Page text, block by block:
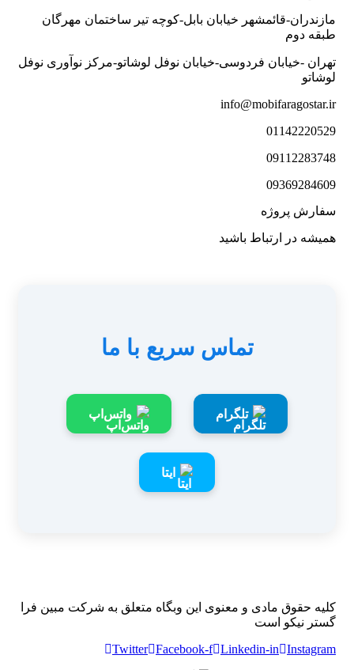
مازندران-قائمشهر خیابان بابل-کوچه تیر ساختمان مهرگان
طبقه دوم
تهران -خیابان فردوسی-خیابان نوفل لوشاتو-مرکز نوآوری نوفل
لوشاتو
info@mobifaragostar.ir
01142220529
09112283748
09369284609
سفارش پروژه
همیشه در ارتباط باشید
تماس سریع با ما
تلگرام واتس‌اپ
ایتا
کلیه حقوق مادی و معنوی این وبگاه متعلق به شرکت مبین فرا
گستر نیکو است
Twitter Facebook-f Linkedin-in Instagram